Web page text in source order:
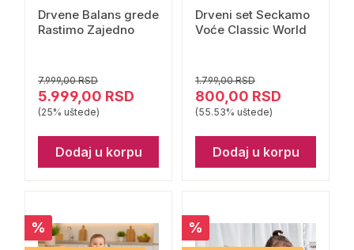
Drvene Balans grede
Rastimo Zajedno
7.999,00 RSD
5.999,00 RSD
(25% uštede)
Dodaj u korpu
Drveni set Seckamo
Voće Classic World
1.799,00 RSD
800,00 RSD
(55.53% uštede)
Dodaj u korpu
%
%